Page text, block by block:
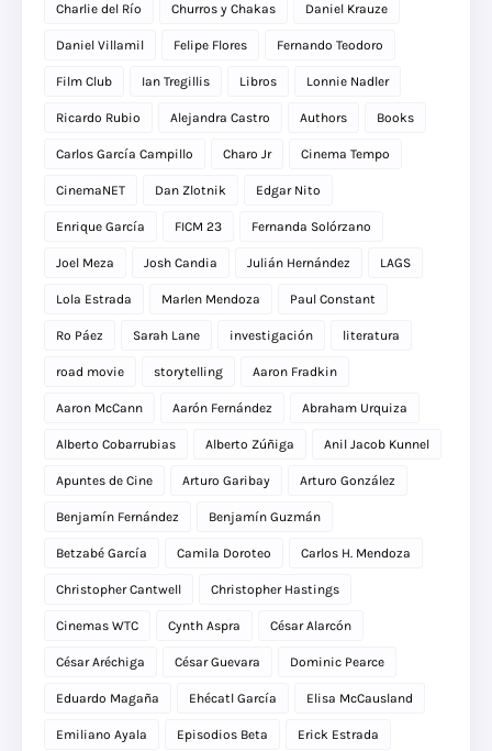
Charlie del Río Churros y Chakas Daniel Krauze
Daniel Villamil Felipe Flores Fernando Teodoro
Film Club Ian Tregillis Libros Lonnie Nadler
Ricardo Rubio Alejandra Castro Authors Books
Carlos García Campillo Charo Jr Cinema Tempo
CinemaNET Dan Zlotnik Edgar Nito
Enrique García FICM 23 Fernanda Solórzano
Joel Meza Josh Candia Julián Hernández LAGS
Lola Estrada Marlen Mendoza Paul Constant
Ro Páez Sarah Lane investigación literatura
road movie storytelling Aaron Fradkin
Aaron McCann Aarón Fernández Abraham Urquiza
Alberto Cobarrubias Alberto Zúñiga Anil Jacob Kunnel
Apuntes de Cine Arturo Garibay Arturo González
Benjamín Fernández Benjamín Guzmán
Betzabé García Camila Doroteo Carlos H. Mendoza
Christopher Cantwell Christopher Hastings
Cinemas WTC Cynth Aspra César Alarcón
César Aréchiga César Guevara Dominic Pearce
Eduardo Magaña Ehécatl García Elisa McCausland
Emiliano Ayala Episodios Beta Erick Estrada